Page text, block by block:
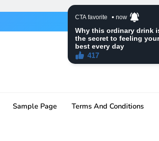
Sample Page Terms And Conditions